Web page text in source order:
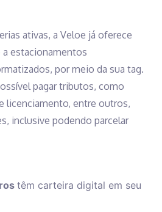
ativas, a Veloe já oferece
estacionamentos
por meio da sua tag.
pagar tributos, como
licenciamento, entre outros,
inclusive podendo parcelar
têm carteira digital em seu